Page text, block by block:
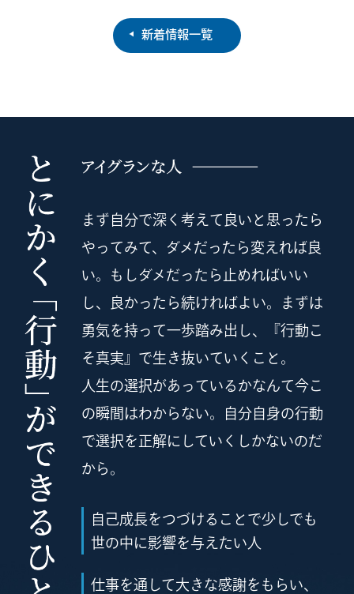
新着情報一覧
まず自分で深く考えて良いと思ったら
やってみて、ダメだったら変えれば良
い。
もしダメだったら止めればいい
し、良かったら続ければよい。
まずは
勇気を持って一歩踏み出し、『行動こ
そ真実』で生き抜いていくこと。
人生の選択があっているかなんて今こ
の瞬間はわからない。
自分自身の行動
で選択を正解にしていくしかないのだ
から。
自己成長をつづけることで少しでも
世の中に影響を与えたい人
仕事を通して大きな感謝をもらい、